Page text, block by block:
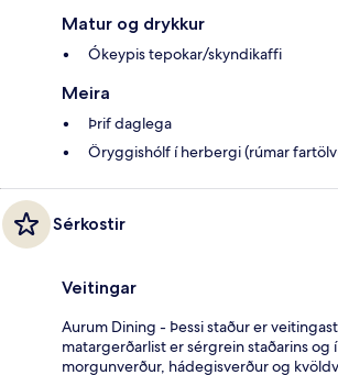
Matur og drykkur
Ókeypis tepokar/skyndikaffi
Meira
Þrif daglega
Öryggishólf í herbergi (rúmar
Sérkostir
Veitingar
Aurum Dining - Þessi staður er
matargerðarlist er sérgrein staðarins og
morgunverður, hádegisverður og